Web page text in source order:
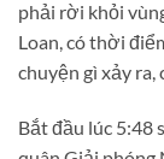
phải rời khỏi
Loan, có thời
chuyện gì xảy ra,
Bắt đầu lúc 5:48